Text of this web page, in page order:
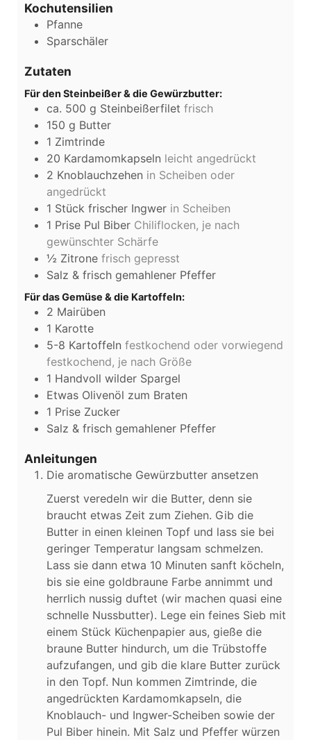
Kochutensilien
Pfanne
Sparschäler
Zutaten
Für den Steinbeißer & die Gewürzbutter:
ca. 500 g Steinbeißerfilet frisch
150 g Butter
1 Zimtrinde
20 Kardamomkapseln leicht angedrückt
2 Knoblauchzehen in Scheiben oder
angedrückt
1 Stück frischer Ingwer in Scheiben
1 Prise Pul Biber Chiliflocken, je nach
gewünschter Schärfe
½ Zitrone frisch gepresst
Salz & frisch gemahlener Pfeffer
Für das Gemüse & die Kartoffeln:
2 Mairüben
1 Karotte
5-8 Kartoffeln festkochend oder vorwiegend
festkochend, je nach Größe
1 Handvoll wilder Spargel
Etwas Olivenöl zum Braten
1 Prise Zucker
Salz & frisch gemahlener Pfeffer
Anleitungen
Die aromatische Gewürzbutter ansetzen
Zuerst veredeln wir die Butter, denn sie
braucht etwas Zeit zum Ziehen. Gib die
Butter in einen kleinen Topf und lass sie bei
geringer Temperatur langsam schmelzen.
Lass sie dann etwa 10 Minuten sanft köcheln,
bis sie eine goldbraune Farbe annimmt und
herrlich nussig duftet (wir machen quasi eine
schnelle Nussbutter). Lege ein feines Sieb mit
einem Stück Küchenpapier aus, gieße die
braune Butter hindurch, um die Trübstoffe
aufzufangen, und gib die klare Butter zurück
in den Topf. Nun kommen Zimtrinde, die
angedrückten Kardamomkapseln, die
Knoblauch- und Ingwer-Scheiben sowie der
Pul Biber hinein. Mit Salz und Pfeffer würzen